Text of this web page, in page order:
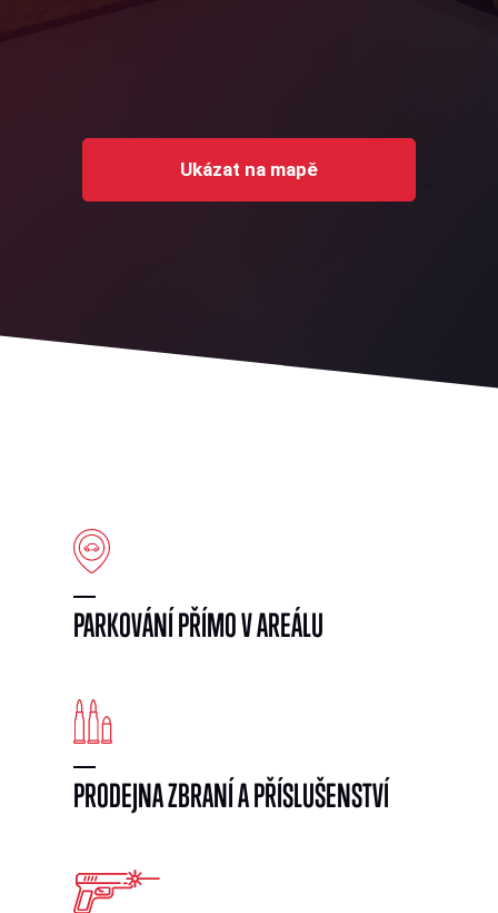
Ukázat na mapě
PARKOVÁNÍ PŘÍMO V AREÁLU
PRODEJNA ZBRANÍ A PŘÍSLUŠENSTVÍ